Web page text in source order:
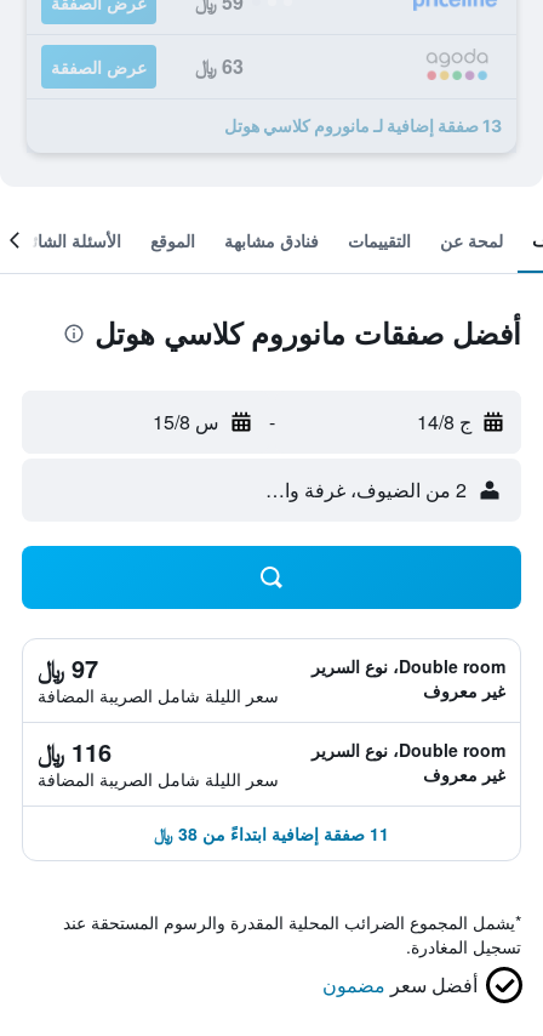
63 ﷼ عرض الصفقة
13 صفقة إضافية لـ مانوروم كلاسي هوتل
لمحة عن التقييمات فنادق مشابهة الموقع الأسئلة الشائعة
أفضل صفقات مانوروم كلاسي هوتل
ج 14/8 - س 15/8
2 من الضيوف، غرفة واحدة
Double room، نوع السرير
غير معروف
97 ﷼
سعر الليلة شامل الصريبة المضافة
Double room، نوع السرير
غير معروف
116 ﷼
سعر الليلة شامل الصريبة المضافة
11 صفقة إضافية ابتداءً من 38 ﷼
*يشمل المجموع الضرائب المحلية المقدرة والرسوم المستحقة عند
تسجيل المغادرة.
أفضل سعر مضمون